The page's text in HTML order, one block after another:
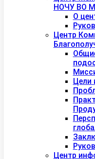
НОЧУ ВО
О
Центр
Цели
Центр